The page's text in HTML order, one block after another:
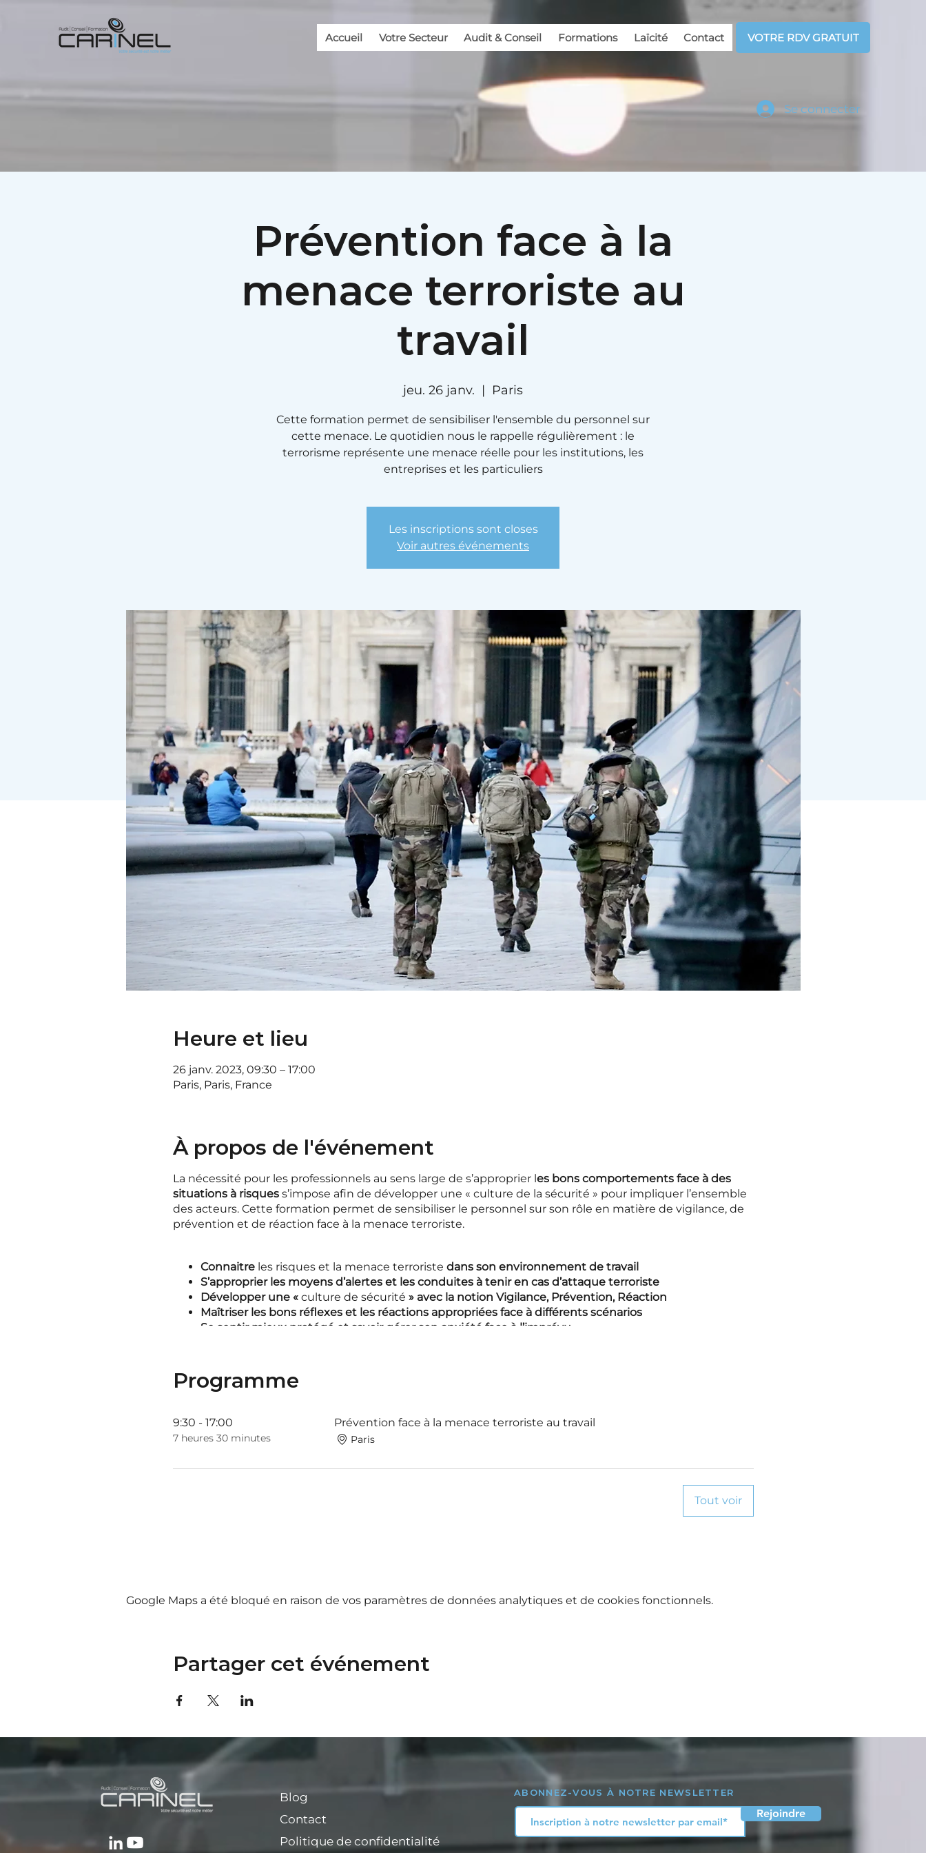
Accueil Votre Secteur Audit & Conseil Formations Laïcité Contact VOTRE RDV GRATUIT
Se connecter
Prévention face à la
menace terroriste au
travail
jeu. 26 janv.
  |
Paris
Cette formation permet de sensibiliser l'ensemble du personnel sur
cette menace. Le quotidien nous le rappelle régulièrement : le
terrorisme représente une menace réelle pour les institutions, les
entreprises et les particuliers
Les inscriptions sont closes
Voir autres événements
Heure et lieu
26 janv. 2023, 09:30 – 17:00
Paris, Paris, France
À propos de l'événement
La nécessité pour les professionnels au sens large de s’approprier les bons comportements face à des
situations à risquess’impose afin de développer une « culture de la sécurité » pour impliquer l’ensemble
des acteurs. Cette formation permet de sensibiliser le personnel sur son rôle en matière de vigilance, de
prévention et de réaction face à la menace terroriste.
Connaitre les risques et la menace terroriste dans son environnement de travail
S’approprier les moyens d’alertes et les conduites à tenir en cas d’attaque terroriste
Développer une « culture de sécurité » avec la notion Vigilance, Prévention, Réaction
Maîtriser les bons réflexes et les réactions appropriées face à différents scénarios
Se sentir mieux protégé et savoir gérer son anxiété face à l’imprévu
La sensibilisation aura donc pour objectifs d’informer sur les risques terroristes, de responsabiliser
terroriste ou de danger imminent.
Programme
9:30 - 17:00
7 heures 30 minutes
Prévention face à la menace terroriste au travail
Paris
Tout voir
Google Maps a été bloqué en raison de vos paramètres de données analytiques et de cookies fonctionnels.
Partager cet événement
Blog
Contact
Politique de confidentialité
ABONNEZ-VOUS À NOTRE NEWSLETTER
Rejoindre